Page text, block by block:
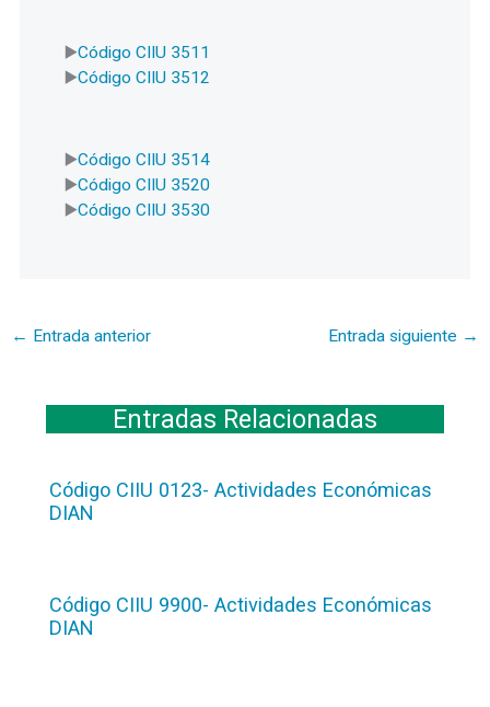
Código CIIU 3511
Código CIIU 3512
Código CIIU 3514
Código CIIU 3520
Código CIIU 3530
← Entrada anterior Entrada siguiente →
Entradas Relacionadas
Código CIIU 0123- Actividades Económicas
DIAN
Código CIIU 9900- Actividades Económicas
DIAN